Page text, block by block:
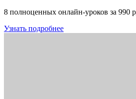
8 полноценных онлайн-уроков за 990
Узнать подробнее